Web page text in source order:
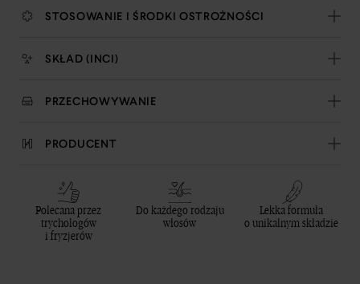
STOSOWANIE I ŚRODKI OSTROŻNOŚCI
SKŁAD (INCI)
PRZECHOWYWANIE
PRODUCENT
Polecana przez
trychologów
i fryzjerów
Do każdego rodzaju
włosów
Lekka formuła
o unikalnym składzie